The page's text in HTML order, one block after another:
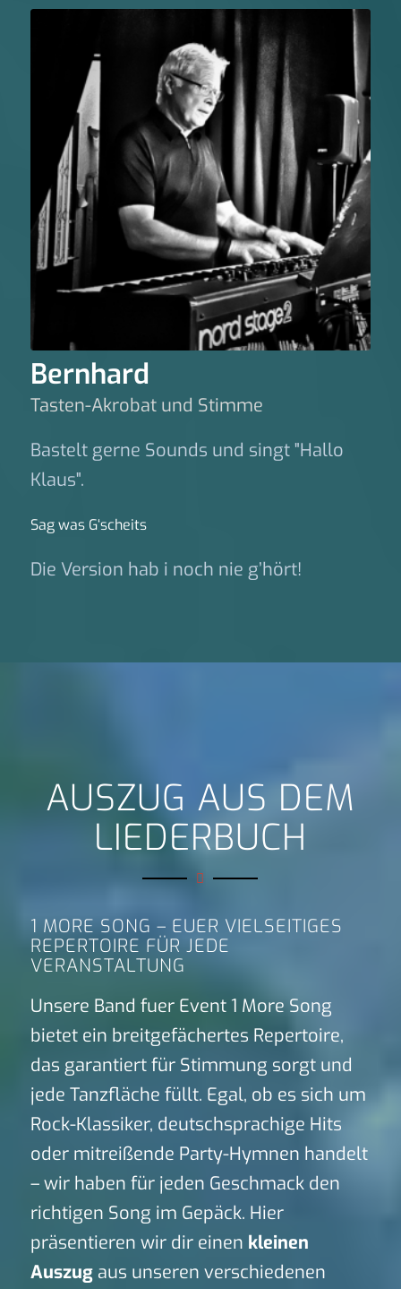
Bernhard
Tasten-Akrobat und Stimme
Bastelt gerne Sounds und singt "Hallo
Klaus".
Sag was G‘scheits
Die Version hab i noch nie g’hört!
AUSZUG AUS DEM
LIEDERBUCH
1 MORE SONG – EUER VIELSEITIGES
REPERTOIRE FÜR JEDE
VERANSTALTUNG
Unsere Band fuer Event 1 More Song
bietet ein breitgefächertes Repertoire,
das garantiert für Stimmung sorgt und
jede Tanzfläche füllt. Egal, ob es sich um
Rock-Klassiker, deutschsprachige Hits
oder mitreißende Party-Hymnen handelt
– wir haben für jeden Geschmack den
richtigen Song im Gepäck. Hier
präsentieren wir dir einen kleinen
Auszugaus unseren verschiedenen